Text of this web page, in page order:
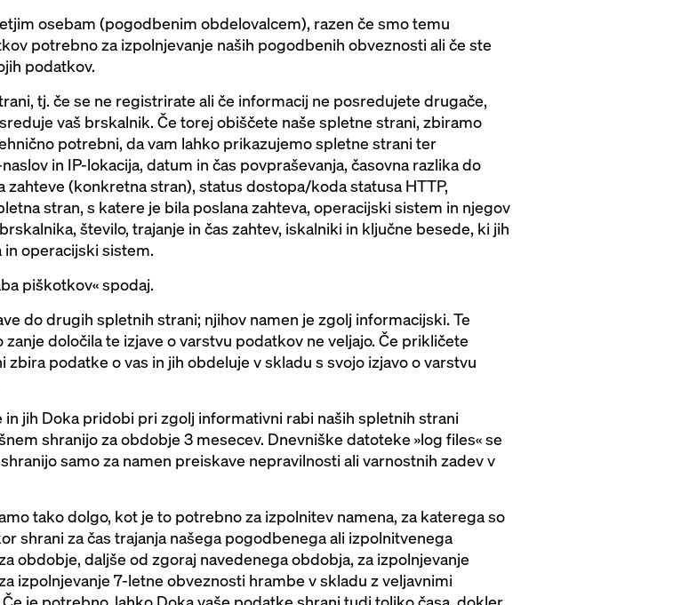
osebam (pogodbenim obdelovalcem), razen če smo temu
potrebno za izpolnjevanje naših pogodbenih obveznosti ali če ste
podatkov.
tj. če se ne registrirate ali če informacij ne posredujete drugače,
vaš brskalnik. Če torej obiščete naše spletne strani, zbiramo
potrebni, da vam lahko prikazujemo spletne strani ter
in IP-lokacija, datum in čas povpraševanja, časovna razlika do
(konkretna stran), status dostopa/koda statusa HTTP,
stran, s katere je bila poslana zahteva, operacijski sistem in njegov
število, trajanje in čas zahtev, iskalniki in ključne besede, ki jih
operacijski sistem.
piškotkov« spodaj.
do drugih spletnih strani; njihov namen je zgolj informacijski. Te
določila te izjave o varstvu podatkov ne veljajo. Če prikličete
podatke o vas in jih obdeluje v skladu s svojo izjavo o varstvu
jih Doka pridobi pri zgolj informativni rabi naših spletnih strani
shranijo za obdobje 3 mesecev. Dnevniške datoteke »log files« se
samo za namen preiskave nepravilnosti ali varnostnih zadev v
tako dolgo, kot je to potrebno za izpolnitev namena, za katerega so
shrani za čas trajanja našega pogodbenega ali izpolnitvenega
obdobje, daljše od zgoraj navedenega obdobja, za izpolnjevanje
izpolnjevanje 7-letne obveznosti hrambe v skladu z veljavnimi